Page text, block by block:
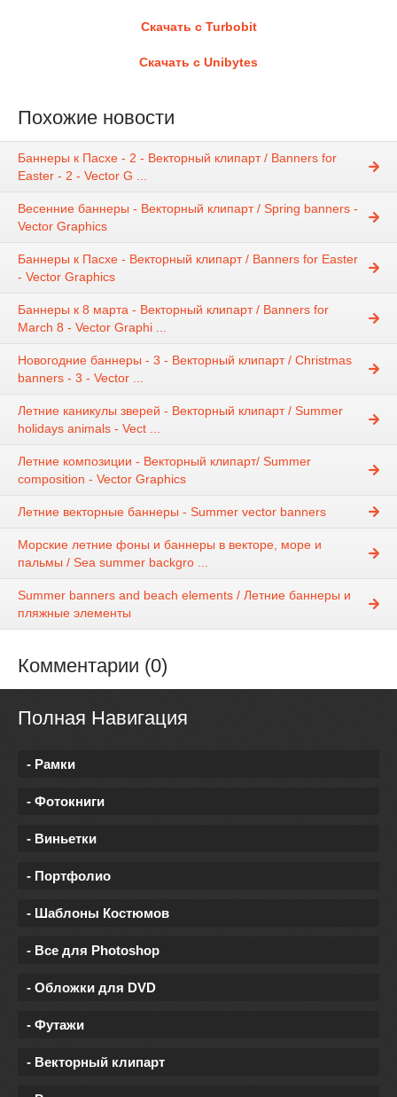
Скачать с Turbobit
Скачать с Unibytes
Похожие новости
Баннеры к Пасхе - 2 - Векторный клипарт / Banners for
Easter - 2 - Vector G ...
Весенние баннеры - Векторный клипарт / Spring banners -
Vector Graphics
Баннеры к Пасхе - Векторный клипарт / Banners for Easter
- Vector Graphics
Баннеры к 8 марта - Векторный клипарт / Banners for
March 8 - Vector Graphi ...
Новогодние баннеры - 3 - Векторный клипарт / Christmas
banners - 3 - Vector ...
Летние каникулы зверей - Векторный клипарт / Summer
holidays animals - Vect ...
Летние композиции - Векторный клипарт/ Summer
composition - Vector Graphics
Летние векторные баннеры - Summer vector banners
Морские летние фоны и баннеры в векторе, море и
пальмы / Sea summer backgro ...
Summer banners and beach elements / Летние баннеры и
пляжные элементы
Комментарии (0)
Полная Навигация
- Рамки
- Фотокниги
- Виньетки
- Портфолио
- Шаблоны Костюмов
- Все для Photoshop
- Обложки для DVD
- Футажи
- Векторный клипарт